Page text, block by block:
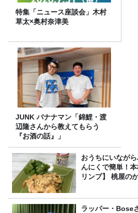
特集「ニュース座談会」木村
草太×奥村奈津美
JUNK バナナマン「錦鯉・渡
辺隆さんから教えてもらう
『お酒の話』」
おうちにいなが
んにくで簡単！
リンプ】 桃屋の
ラッパー・Bose